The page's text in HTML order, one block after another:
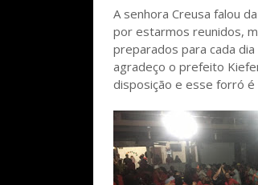
A senhora Creusa falou
por estarmos reunidos,
preparados para cada
agradeço o prefeito
disposição e esse forró é